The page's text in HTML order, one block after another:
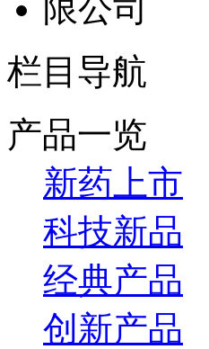
栏目导航
产品一览
新药上市
科技新品
经典产品
创新产品